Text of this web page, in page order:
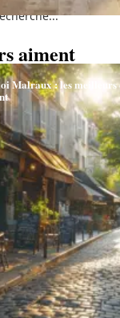
aiment
Malraux : les